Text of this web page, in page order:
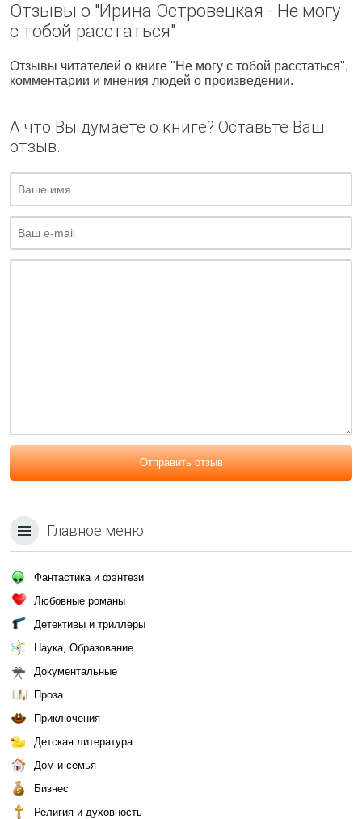
Отзывы о "Ирина Островецкая - Не могу
с тобой расстаться"
Отзывы читателей о книге "Не могу с тобой расстаться",
комментарии и мнения людей о произведении.
А что Вы думаете о книге? Оставьте Ваш
отзыв.
Отправить отзыв
Главное меню
Фантастика и фэнтези
Любовные романы
Детективы и триллеры
Наука, Образование
Документальные
Проза
Приключения
Детская литература
Дом и семья
Бизнес
Религия и духовность